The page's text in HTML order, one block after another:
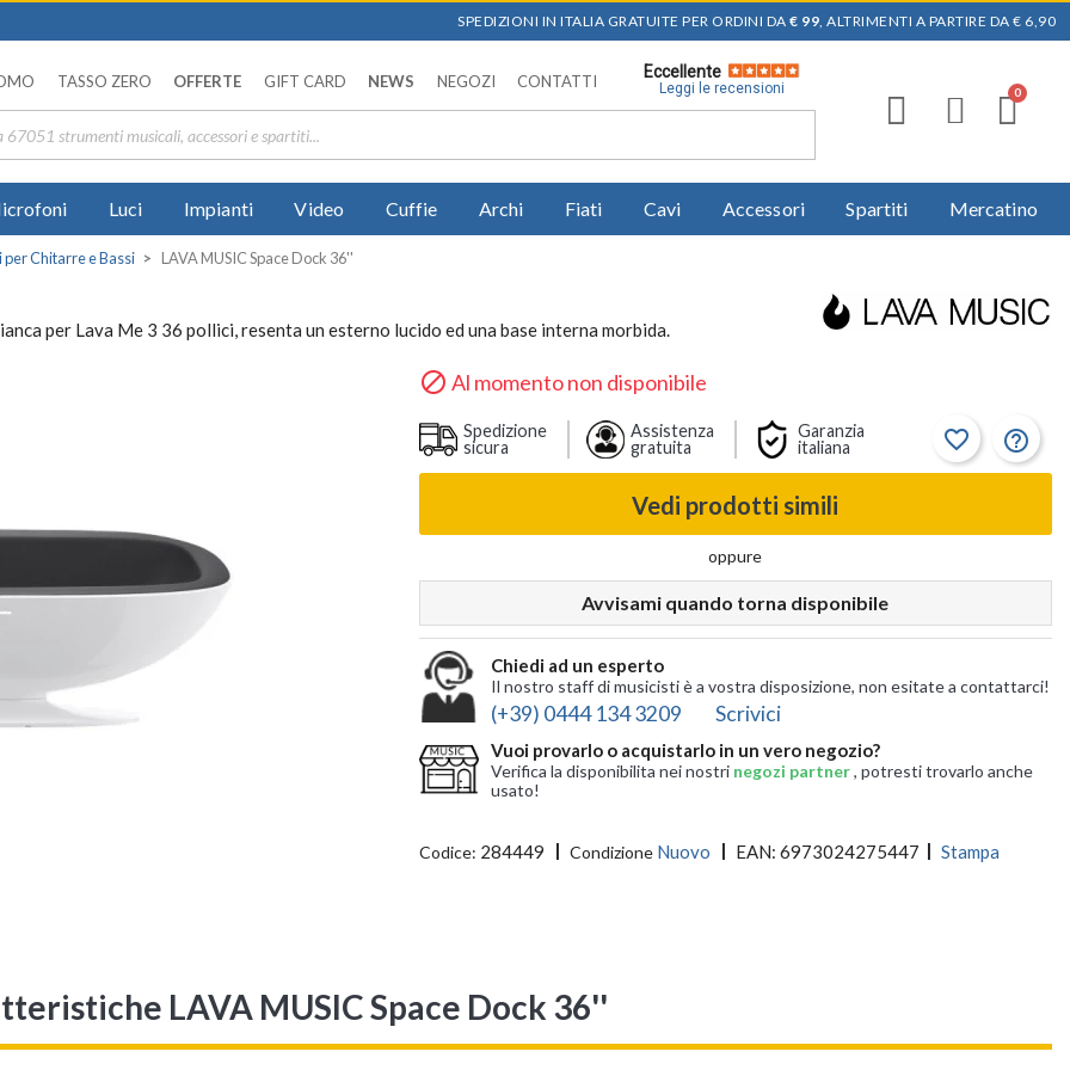
SPEDIZIONI IN ITALIA GRATUITE PER ORDINI DA € 99, ALTRIMENTI A PARTIRE DA € 6,90
TASSO ZERO OFFERTE GIFT CARD NEWS NEGOZI CONTATTI
Eccellente
Leggi le recensioni
Luci Impianti Video Cuffie Archi Fiati Cavi Accessori Spartiti Mercatino
Chitarre e Bassi LAVA MUSIC Space Dock 36''
per Lava Me 3 36 pollici, resenta un esterno lucido ed una base interna morbida.
 Al momento non disponibile
Spedizione
sicura
Assistenza
gratuita
Garanzia
italiana
favorite_border help_outline
Vedi prodotti simili
oppure
Avvisami quando torna disponibile
Chiedi ad un esperto
Il nostro staff di musicisti è a vostra disposizione, non esitate a contattarci!
(+39) 0444 134 3209 Scrivici
Vuoi provarlo o acquistarlo in un vero negozio?
Verifica la disponibilita nei nostri negozi partner, potresti trovarlo anche
usato!
Codice: 284449 Condizione Nuovo EAN: 6973024275447 Stampa
LAVA MUSIC Space Dock 36''